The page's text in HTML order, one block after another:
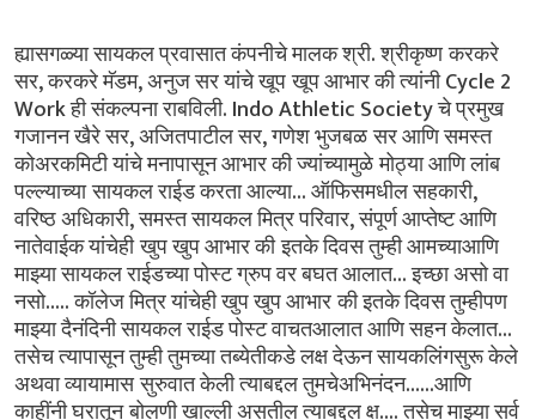
ह्यासगळ्या सायकल प्रवासात कंपनीचे मालक श्री.श्रीकृष्ण करकरे
सर,करकरे मॅडम, अनुज सर यांचे खूप खूप आभार की त्यांनीCycle 2
Workही संकल्पना राबविली. Indo Athletic Societyचे प्रमुख
गजानन खैरे सर, अजितपाटील सर,गणेश भुजबळ सर आणि समस्त
कोअरकमिटी यांचे मनापासून आभार की ज्यांच्यामुळे मोठ्या आणि लांब
पल्ल्याच्या सायकल राईड करता आल्या... ऑफिसमधील सहकारी,
वरिष्ठ अधिकारी,समस्त सायकल मित्र परिवार,संपूर्ण आप्तेष्ट आणि
नातेवाईक यांचेही खुप खुप आभार की इतके दिवस तुम्ही आमच्याआणि
माझ्या सायकल राईडच्या पोस्ट ग्रुप वर बघत आलात...इच्छा असो वा
नसो.....कॉलेज मित्र यांचेही खुप खुप आभार की इतके दिवस तुम्हीपण
माझ्या दैनंदिनी सायकल राईड पोस्ट वाचतआलात आणि सहन केलात...
तसेच त्यापासून तुम्ही तुमच्या तब्येतीकडे लक्ष देऊन सायकलिंगसुरू केले
अथवा व्यायामास सुरुवात केली त्याबद्दल तुमचेअभिनंदन......आणि
काहींनी घरातून बोलणी खाल्ली असतील त्याबद्दल क्ष....तसेच माझ्या सर्व